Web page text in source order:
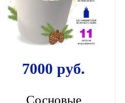
7000 руб.
Сосновые